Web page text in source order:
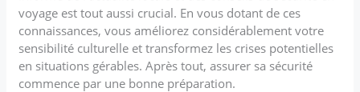
voyage est tout aussi crucial. En vous dotant de ces
connaissances, vous améliorez considérablement votre
sensibilité culturelle et transformez les crises potentielles
en situations gérables. Après tout, assurer sa sécurité
commence par une bonne préparation.